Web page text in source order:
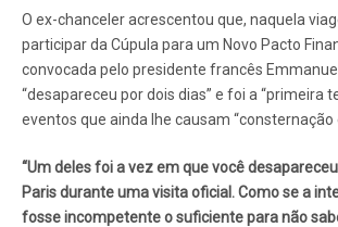
O ex-chanceler acrescentou que, naquela
participar da Cúpula para um Novo Pacto
convocada pelo presidente francês
“desapareceu por dois dias” e foi a “primeira
eventos que ainda lhe causam “consternação
“Um deles foi a vez em que você
Paris durante uma visita oficial. Como se a
fosse incompetente o suficiente para não